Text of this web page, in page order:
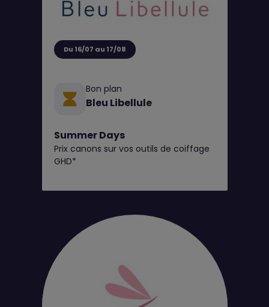
Du 16/07 au 17/08
Bon plan
Bleu Libellule
Summer Days
Prix canons sur vos outils de coiffage
GHD*